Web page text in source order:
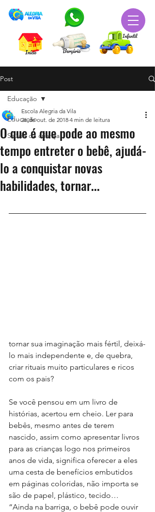
Post
Educação
Saúde da criança
Educação
O que é que pode ao mesmo
tempo entreter o bebê, ajudá-
lo a conquistar novas
habilidades, tornar...
Escola Alegria da Vila
26 de out. de 2018 4 min de leitura
tornar sua imaginação mais fértil, deixá-
lo mais independente e, de quebra,
criar rituais muito particulares e ricos
com os pais?
Se você pensou em um livro de
histórias, acertou em cheio. Ler para
bebês, mesmo antes de terem
nascido, assim como apresentar livros
para as crianças logo nos primeiros
anos de vida, significa oferecer a eles
uma cesta de benefícios embutidos
em páginas coloridas, não importa se
são de papel, plástico, tecido…
“Ainda na barriga, o bebê pode ouvir